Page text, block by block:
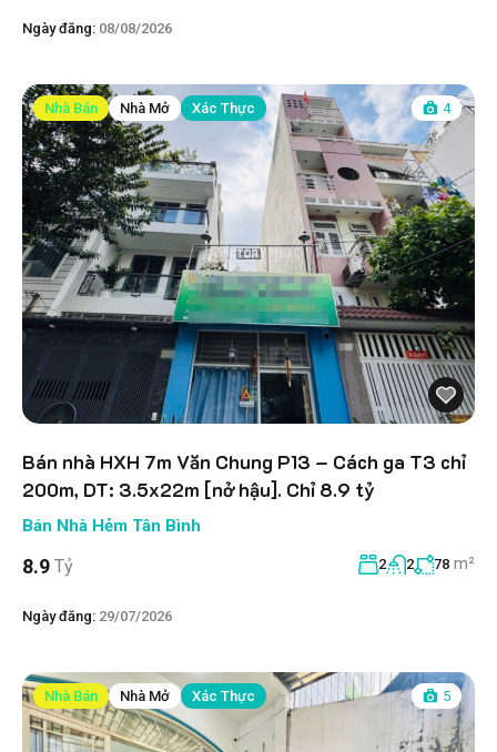
Ngày đăng: 08/08/2026
Nhà Bán Nhà Mở Xác Thực 4
Bán nhà HXH 7m Văn Chung P13 – Cách ga T3 chỉ
200m, DT: 3.5x22m [nở hậu]. Chỉ 8.9 tỷ
Bán Nhà Hẻm Tân Bình
8.9 Tỷ 2 2 78 m²
Ngày đăng: 29/07/2026
Nhà Bán Nhà Mở Xác Thực 5